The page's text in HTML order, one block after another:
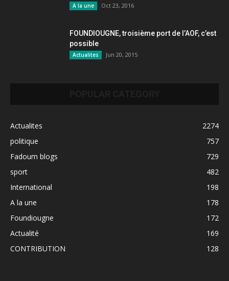
A la une Oct 23, 2016
FOUNDIOUGNE, troisième port de l’AOF, c’est
possible
Actualites Jun 20, 2015
Actualites
2274
politique
757
Fadoum blogs
729
sport
482
International
198
A la une
178
Foundiougne
172
Actualité
169
CONTRIBUTION
128